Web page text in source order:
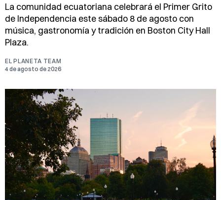
La comunidad ecuatoriana celebrará el Primer Grito
de Independencia este sábado 8 de agosto con
música, gastronomía y tradición en Boston City Hall
Plaza.
EL PLANETA TEAM
4 de agosto de 2026